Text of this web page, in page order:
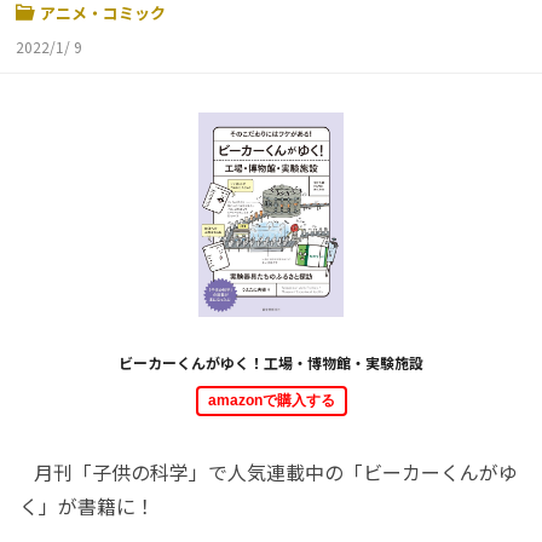
アニメ・コミック
2022/1/ 9
ビーカーくんがゆく！工場・博物館・実験施設
amazonで購入する
月刊「子供の科学」で人気連載中の「ビーカーくんがゆ
く」が書籍に！